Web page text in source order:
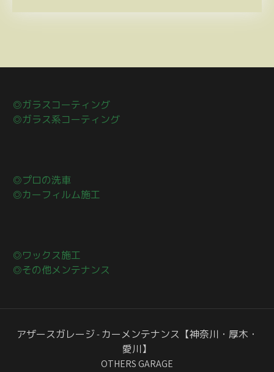
◎ガラスコーティング
◎ガラス系コーティング
◎プロの洗車
◎カーフィルム施工
◎ワックス施工
◎その他メンテナンス
アザースガレージ - カーメンテナンス【神奈川・厚木・
愛川】
OTHERS GARAGE